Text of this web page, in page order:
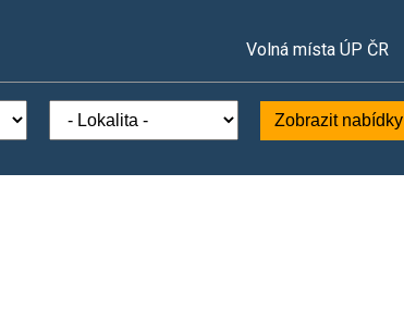
Volná místa ÚP ČR
Zobrazit nabídky